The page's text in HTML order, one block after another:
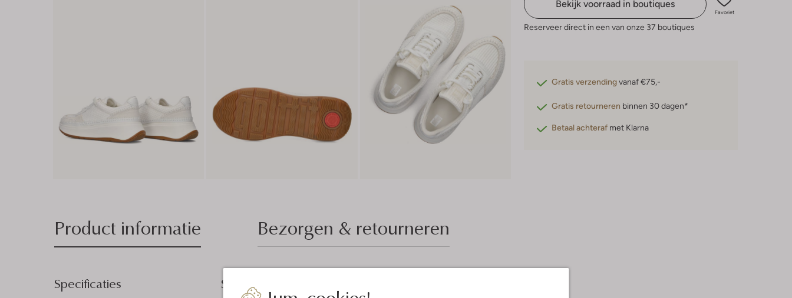
Bekijk voorraad in boutiques
Favoriet
Reserveer direct in een van onze 37 boutiques
Gratis verzendingvanaf €75,-
Gratis retourneren binnen 30 dagen*
Betaal achteraf met Klarna
Product informatie Bezorgen & retourneren
Specificaties Samenstelling & Pasvorm